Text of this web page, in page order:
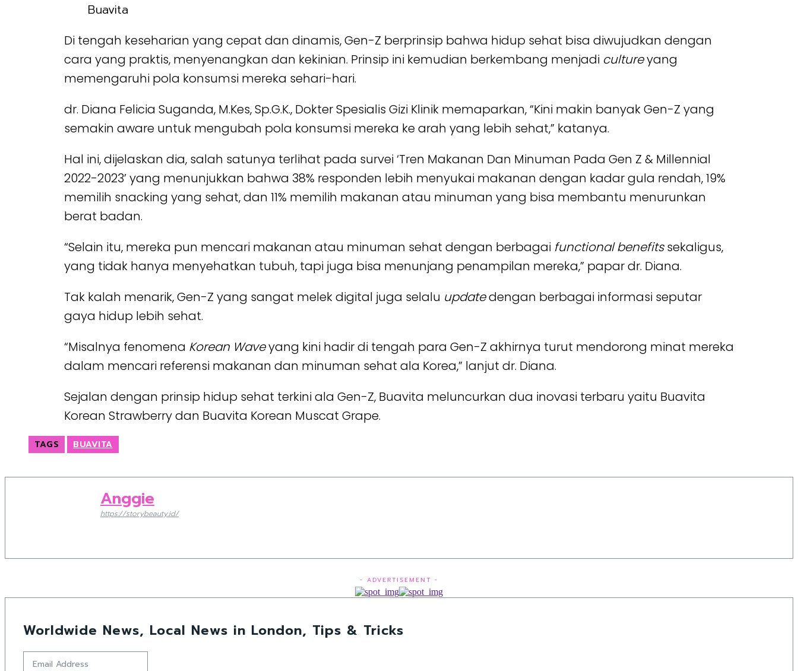
Buavita
Di tengah keseharian yang cepat dan dinamis, Gen-Z berprinsip bahwa hidup sehat bisa diwujudkan dengan
cara yang praktis, menyenangkan dan kekinian. Prinsip ini kemudian berkembang menjadi cultureyang
memengaruhi pola konsumsi mereka sehari-hari.
dr. Diana Felicia Suganda, M.Kes, Sp.G.K., Dokter Spesialis Gizi Klinik memaparkan, “Kini makin banyak Gen-Z yang
semakin aware untuk mengubah pola konsumsi mereka ke arah yang lebih sehat,” katanya.
Hal ini, dijelaskan dia, salah satunya terlihat pada survei ‘Tren Makanan Dan Minuman Pada Gen Z & Millennial
2022-2023’ yang menunjukkan bahwa 38% responden lebih menyukai makanan dengan kadar gula rendah, 19%
memilih snacking yang sehat, dan 11% memilih makanan atau minuman yang bisa membantu menurunkan
berat badan.
“Selain itu, mereka pun mencari makanan atau minuman sehat dengan berbagai functional benefitssekaligus,
yang tidak hanya menyehatkan tubuh, tapi juga bisa menunjang penampilan mereka,” papar dr. Diana.
Tak kalah menarik, Gen-Z yang sangat melek digital juga selalu updatedengan berbagai informasi seputar
gaya hidup lebih sehat.
“Misalnya fenomena Korean Waveyang kini hadir di tengah para Gen-Z akhirnya turut mendorong minat mereka
dalam mencari referensi makanan dan minuman sehat ala Korea,” lanjut dr. Diana.
Sejalan dengan prinsip hidup sehat terkini ala Gen-Z, Buavita meluncurkan dua inovasi terbaru yaitu Buavita
Korean Strawberry dan Buavita Korean Muscat Grape.
TAGS BUAVITA
Anggie
https://storybeauty.id/
- ADVERTISEMENT -
Worldwide News, Local News in London, Tips & Tricks